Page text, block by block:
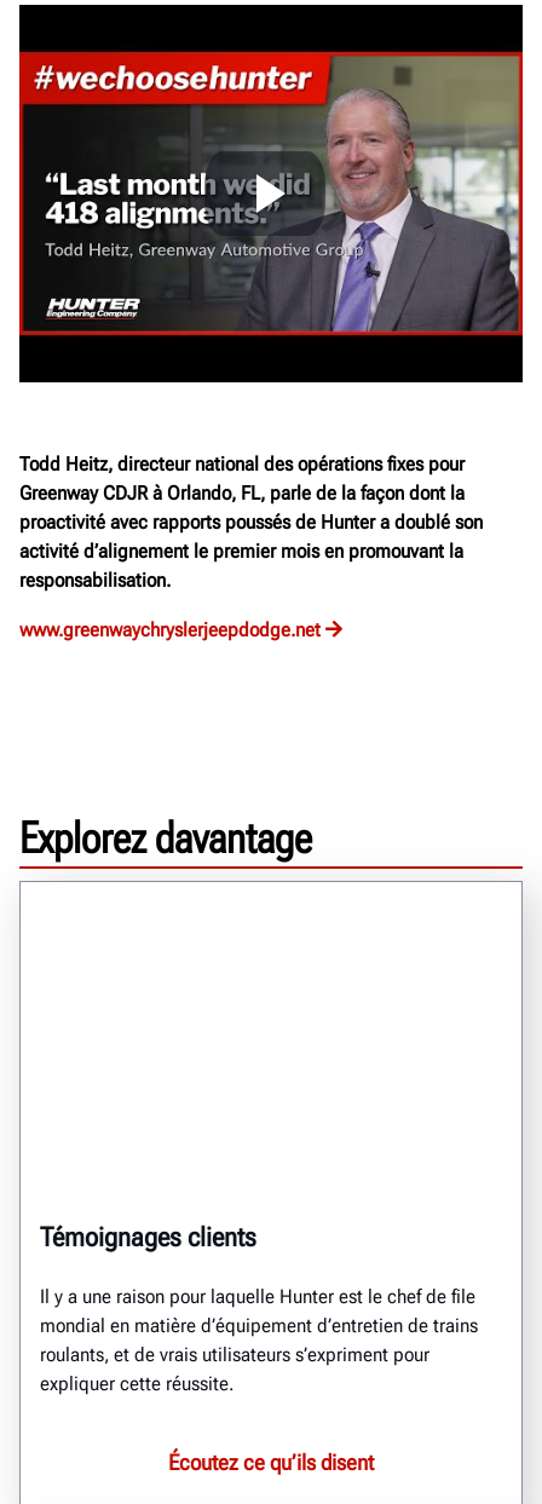
Todd Heitz, directeur national des opérations fixes pour
Greenway CDJR à Orlando, FL, parle de la façon dont la
proactivité avec rapports poussés de Hunter a doublé son
activité d’alignement le premier mois en promouvant la
responsabilisation.
www.greenwaychryslerjeepdodge.net
Explorez davantage
Témoignages clients
Il y a une raison pour laquelle Hunter est le chef de file
mondial en matière d’équipement d’entretien de trains
roulants, et de vrais utilisateurs s’expriment pour
expliquer cette réussite.
Écoutez ce qu’ils disent